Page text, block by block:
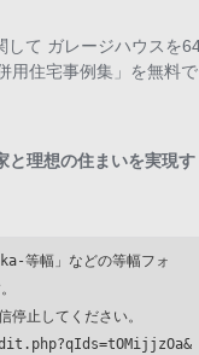
等幅」などの等幅フォ
止してください。